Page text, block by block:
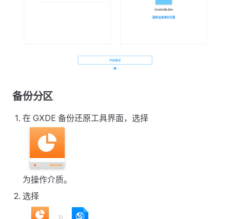
备份分区
在 GXDE 备份还原工具界面，选择
为操作介质。
选择